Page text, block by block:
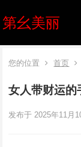
第幺美丽
您的位置 首页
女人带财运的
发布于 2025年11月